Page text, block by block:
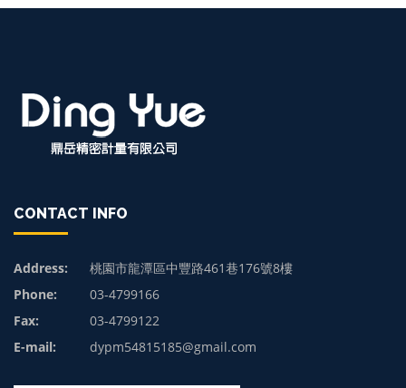
CONTACT INFO
Address:
桃園市龍潭區中豐路461巷176號8樓
Phone:
03-4799166
Fax:
03-4799122
E-mail:
dypm54815185@gmail.com